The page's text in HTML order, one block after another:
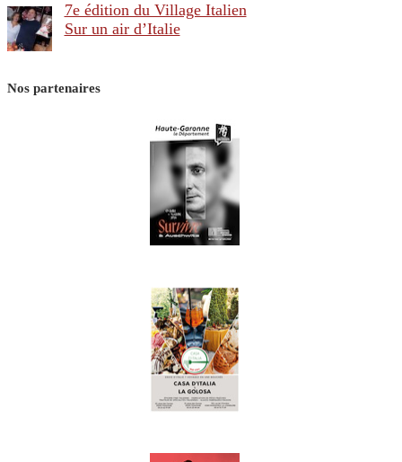
7e édition du Village Italien
Sur un air d’Italie
Nos partenaires